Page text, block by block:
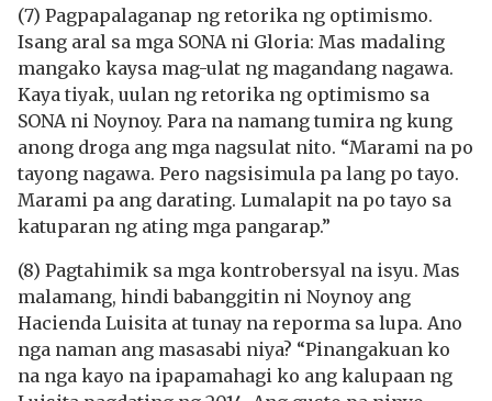
(7) Pagpapalaganap ng retorika ng optimismo.
Isang aral sa mga SONA ni Gloria: Mas madaling
mangako kaysa mag-ulat ng magandang nagawa.
Kaya tiyak, uulan ng retorika ng optimismo sa
SONA ni Noynoy. Para na namang tumira ng kung
anong droga ang mga nagsulat nito. “Marami na po
tayong nagawa. Pero nagsisimula pa lang po tayo.
Marami pa ang darating. Lumalapit na po tayo sa
katuparan ng ating mga pangarap.”
(8) Pagtahimik sa mga kontrobersyal na isyu. Mas
malamang, hindi babanggitin ni Noynoy ang
Hacienda Luisita at tunay na reporma sa lupa. Ano
nga naman ang masasabi niya? “Pinangakuan ko
na nga kayo na ipapamahagi ko ang kalupaan ng